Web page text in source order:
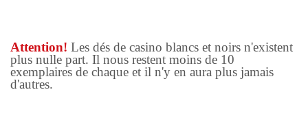
Attention! Les dés de casino blancs et noirs n'existent
plus nulle part. Il nous restent moins de 10
exemplaires de chaque et il n'y en aura plus jamais
d'autres.